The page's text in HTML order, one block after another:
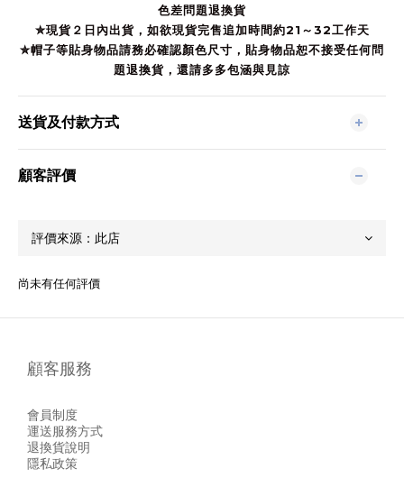
色差問題退換貨
✮現貨２日內出貨，如欲現貨完售追加時間約21～32工作天
✮帽子等貼身物品請務必確認顏色尺寸， 貼身物品恕不接受任何問
題退換貨，還請多多包涵與見諒
送貨及付款方式
顧客評價
尚未有任何評價
顧客服務
會員制度
運送服務方式
退換貨說明
隱私政策